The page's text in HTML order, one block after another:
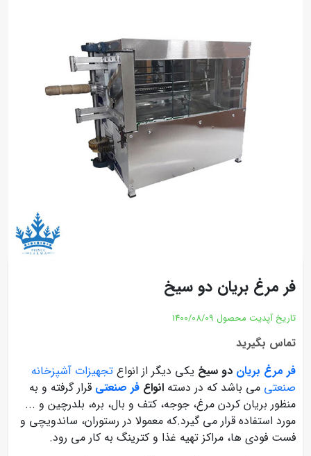
فر مرغ بریان دو سیخ
تاریخ آپدیت محصول 1400/08/09
تماس بگیرید
فر مرغ بریان دو سیخ یکی دیگر از انواع تجهیزات آشپزخانه
صنعتی می باشد که در دسته انواع فر صنعتی قرار گرفته و به
منظور بریان کردن مرغ، جوجه، کتف و بال، بره، بلدرچین و ...
مورد استفاده قرار می گیرد.که معمولا در رستوران، ساندویچی و
فست فودی ها، مراکز تهیه غذا و کترینگ به کار می رود.